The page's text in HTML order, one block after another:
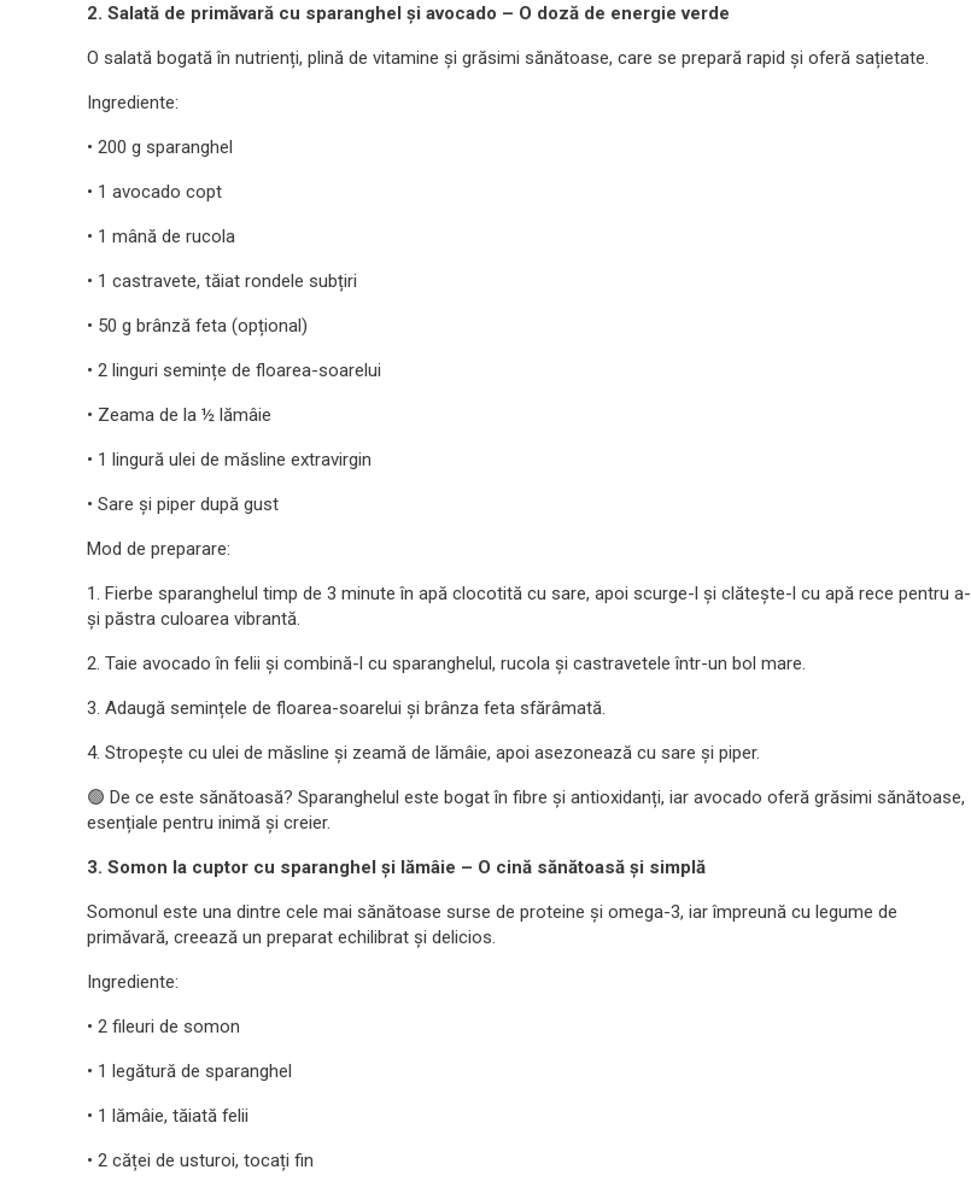
2. Salată de primăvară cu sparanghel și avocado – O doză de energie verde
O salată bogată în nutrienți, plină de vitamine și grăsimi sănătoase, care se prepară rapid și oferă sațietate.
Ingrediente:
• 200 g sparanghel
• 1 avocado copt
• 1 mână de rucola
• 1 castravete, tăiat rondele subțiri
• 50 g brânză feta (opțional)
• 2 linguri semințe de floarea-soarelui
• Zeama de la ½ lămâie
• 1 lingură ulei de măsline extravirgin
• Sare și piper după gust
Mod de preparare:
1. Fierbe sparanghelul timp de 3 minute în apă clocotită cu sare, apoi scurge-l și clătește-l cu apă rece pentru a-
și păstra culoarea vibrantă.
2. Taie avocado în felii și combină-l cu sparanghelul, rucola și castravetele într-un bol mare.
3. Adaugă semințele de floarea-soarelui și brânza feta sfărâmată.
4. Stropește cu ulei de măsline și zeamă de lămâie, apoi asezonează cu sare și piper.
🟢 De ce este sănătoasă? Sparanghelul este bogat în fibre și antioxidanți, iar avocado oferă grăsimi sănătoase,
esențiale pentru inimă și creier.
3. Somon la cuptor cu sparanghel și lămâie – O cină sănătoasă și simplă
Somonul este una dintre cele mai sănătoase surse de proteine și omega-3, iar împreună cu legume de
primăvară, creează un preparat echilibrat și delicios.
Ingrediente:
• 2 fileuri de somon
• 1 legătură de sparanghel
• 1 lămâie, tăiată felii
• 2 căței de usturoi, tocați fin